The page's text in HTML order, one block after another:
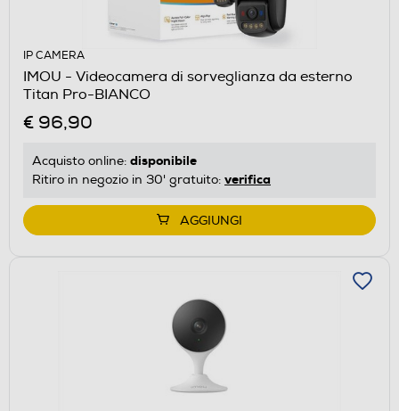
IP CAMERA
IMOU - Videocamera di sorveglianza da esterno
Titan Pro-BIANCO
€ 96,90
Acquisto online: disponibile
Ritiro in negozio in 30' gratuito: verifica
AGGIUNGI